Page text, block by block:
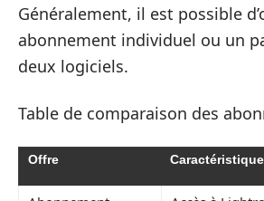
Généralement, il est possible
abonnement individuel ou un
deux logiciels.
Table de comparaison des
Offre